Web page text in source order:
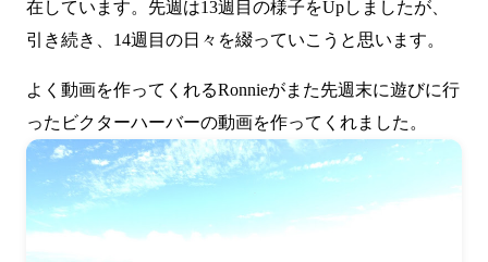
在しています。先週は13週目の様子をUpしましたが、
引き続き、14週目の日々を綴っていこうと思います。
よく動画を作ってくれるRonnieがまた先週末に遊びに行
った ビクターハーバーの動画を作ってくれました。